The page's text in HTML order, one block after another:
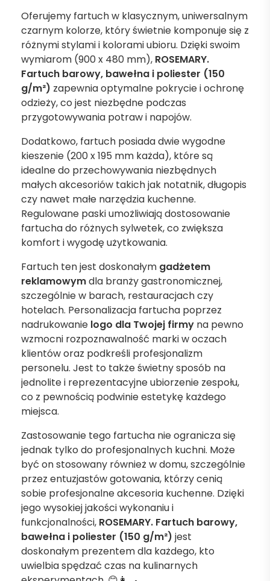
Oferujemy fartuch w klasycznym, uniwersalnym
czarnym kolorze, który świetnie komponuje się z
różnymi stylami i kolorami ubioru. Dzięki swoim
wymiarom (900 x 480 mm), ROSEMARY.
Fartuch barowy, bawełna i poliester (150
g/m²) zapewnia optymalne pokrycie i ochronę
odzieży, co jest niezbędne podczas
przygotowywania potraw i napojów.
Dodatkowo, fartuch posiada dwie wygodne
kieszenie (200 x 195 mm każda), które są
idealne do przechowywania niezbędnych
małych akcesoriów takich jak notatnik, długopis
czy nawet małe narzędzia kuchenne.
Regulowane paski umożliwiają dostosowanie
fartucha do różnych sylwetek, co zwiększa
komfort i wygodę użytkowania.
Fartuch ten jest doskonałym gadżetem
reklamowymdla branży gastronomicznej,
szczególnie w barach, restauracjach czy
hotelach. Personalizacja fartucha poprzez
nadrukowanie logo dla Twojej firmy na pewno
wzmocni rozpoznawalność marki w oczach
klientów oraz podkreśli profesjonalizm
personelu. Jest to także świetny sposób na
jednolite i reprezentacyjne ubiorzenie zespołu,
co z pewnością podwinie estetykę każdego
miejsca.
Zastosowanie tego fartucha nie ogranicza się
jednak tylko do profesjonalnych kuchni. Może
być on stosowany również w domu, szczególnie
przez entuzjastów gotowania, którzy cenią
sobie profesjonalne akcesoria kuchenne. Dzięki
jego wysokiej jakości wykonaniu i
funkcjonalności, ROSEMARY. Fartuch barowy,
bawełna i poliester (150 g/m²) jest
doskonałym prezentem dla każdego, kto
uwielbia spędzać czas na kulinarnych